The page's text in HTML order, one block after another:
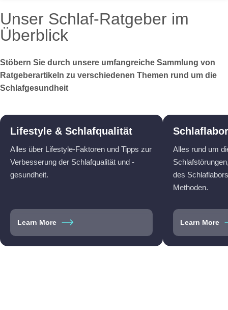
Unser Schlaf-Ratgeber im
Überblick
Stöbern Sie durch unsere umfangreiche Sammlung von
Ratgeberartikeln zu verschiedenen Themen rund um die
Schlafgesundheit
Lifestyle & Schlafqualität
Alles über Lifestyle-Faktoren und Tipps zur
Verbesserung der Schlafqualität und -
gesundheit.
Learn More
Alles rund um
des
Methoden.
Learn More